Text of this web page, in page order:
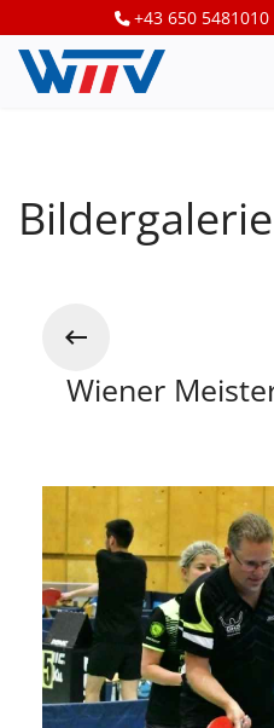
+43 650 5481010
Bildergalerie
Wiener